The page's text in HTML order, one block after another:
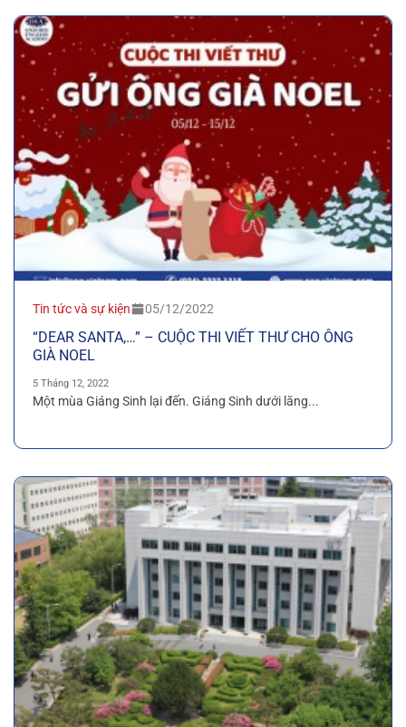
Tin tức và sự kiện 05/12/2022
“DEAR SANTA,…” – CUỘC THI VIẾT THƯ CHO ÔNG
GIÀ NOEL
5 Tháng 12, 2022
Một mùa Giáng Sinh lại đến. Giáng Sinh dưới lăng...